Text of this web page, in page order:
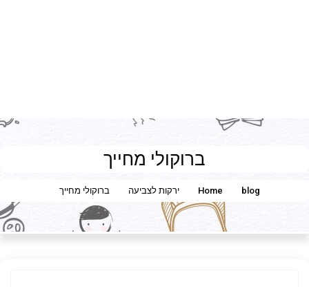
ברוקולי מחייך
Home blog ירקות לצביעה ברוקולי מחייך